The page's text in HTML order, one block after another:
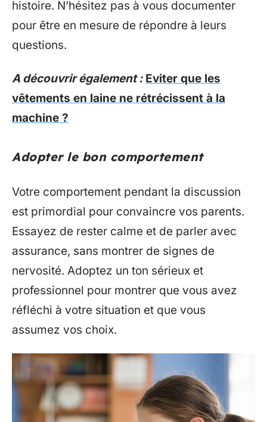
histoire. N’hésitez pas à vous documenter
pour être en mesure de répondre à leurs
questions.
A découvrir également : Eviter que les
vêtements en laine ne rétrécissent à la
machine ?
Adopter le bon comportement
Votre comportement pendant la discussion
est primordial pour convaincre vos parents.
Essayez de rester calme et de parler avec
assurance, sans montrer de signes de
nervosité. Adoptez un ton sérieux et
professionnel pour montrer que vous avez
réfléchi à votre situation et que vous
assumez vos choix.